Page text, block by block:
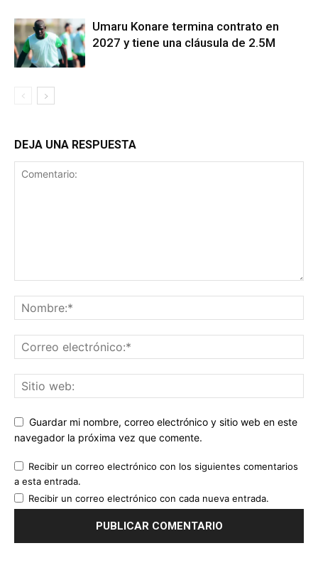
Umaru Konare termina contrato en
2027 y tiene una cláusula de 2.5M
DEJA UNA RESPUESTA
Guardar mi nombre, correo electrónico y sitio web en este
navegador la próxima vez que comente.
Recibir un correo electrónico con los siguientes comentarios
a esta entrada.
Recibir un correo electrónico con cada nueva entrada.